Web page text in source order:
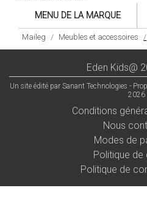
MENU DE LA MARQUE
Maileg Meubles et accessoires
Eden Kids@
Un site édité par Sanant Technologies -
2026
Conditions
Nous
Modes de
Politique
Politique de